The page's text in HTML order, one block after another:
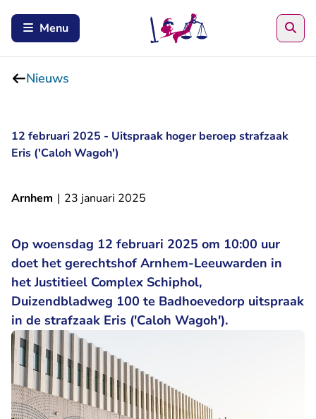
Menu
Nieuws
12 februari 2025 - Uitspraak hoger beroep strafzaak
Eris ('Caloh Wagoh')
Arnhem | 23 januari 2025
Op woensdag 12 februari 2025 om 10:00 uur
doet het gerechtshof Arnhem-Leeuwarden in
het Justitieel Complex Schiphol,
Duizendbladweg 100 te Badhoevedorp uitspraak
in de strafzaak Eris ('Caloh Wagoh').